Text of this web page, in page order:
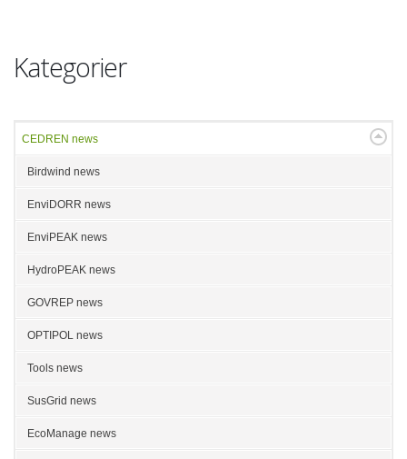
Kategorier
CEDREN news
Birdwind news
EnviDORR news
EnviPEAK news
HydroPEAK news
GOVREP news
OPTIPOL news
Tools news
SusGrid news
EcoManage news